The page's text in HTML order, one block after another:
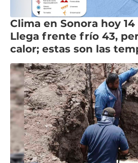
Clima en Sonora hoy
Llega frente frío 43,
calor; estas son las